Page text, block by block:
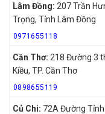
Lâm Đồng: 207 Trần
Trọng, Tỉnh Lâm Đồng
0971655118
Cần Thơ: 218 Đường 3
Kiều, TP. Cần Thơ
0898655119
Củ Chi: 72A Đường Tỉnh